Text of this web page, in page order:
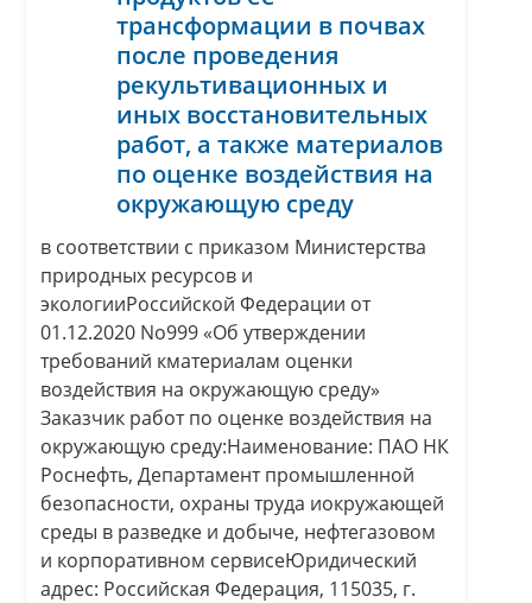
трансформации в почвах
после проведения
рекультивационных и
иных восстановительных
работ, а также материалов
по оценке воздействия на
окружающую среду
в соответствии с приказом Министерства
природных ресурсов и
экологииРоссийской Федерации от
01.12.2020 No999 «Об утверждении
требований кматериалам оценки
воздействия на окружающую среду»
Заказчик работ по оценке воздействия на
окружающую среду:Наименование: ПАО НК
Роснефть, Департамент промышленной
безопасности, охраны труда иокружающей
среды в разведке и добыче, нефтегазовом
и корпоративном сервисеЮридический
адрес: Российская Федерация, 115035, г.